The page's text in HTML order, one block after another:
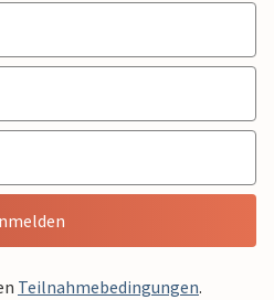
Teilnahmebedingungen.